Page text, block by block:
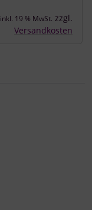
inkl. 19 % MwSt. zzgl.
Versandkosten